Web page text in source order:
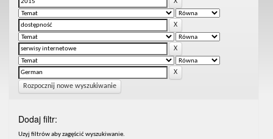
Rozpocznij nowe wyszukiwanie
Dodaj filtr:
Uzyj filtrów aby zagęścić wyszukiwanie.